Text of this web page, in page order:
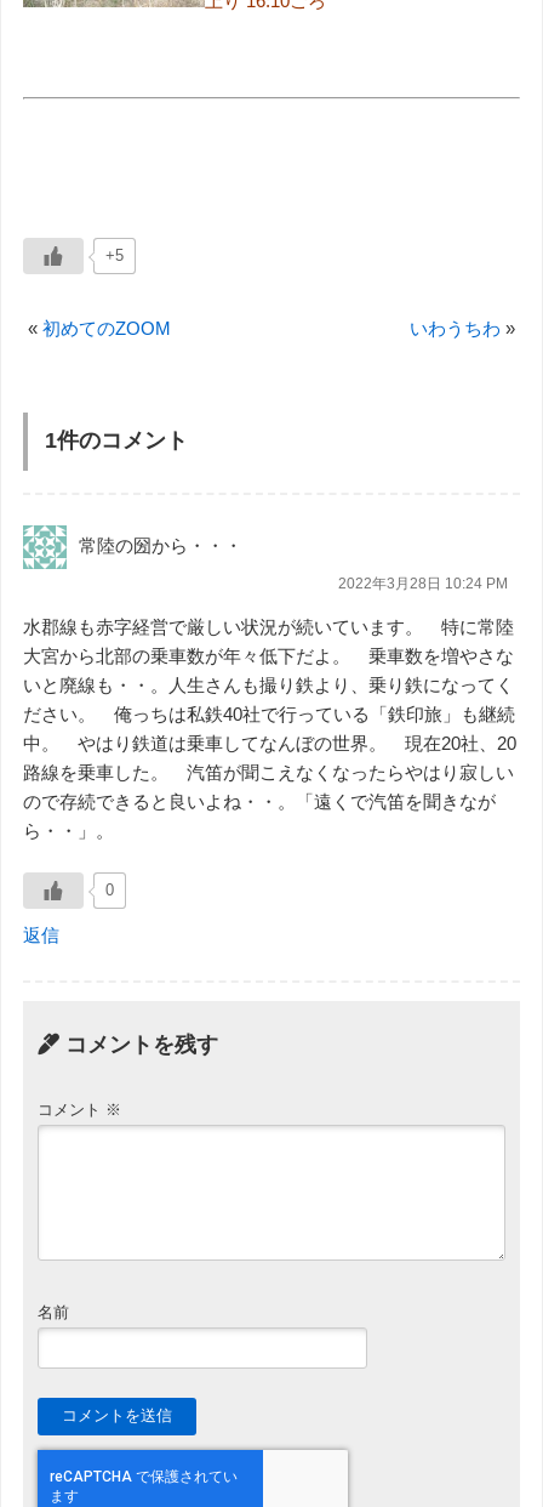
+5
« 初めてのZOOM いわうちわ »
1件のコメント
常陸の圀から・・・
2022年3月28日 10:24 PM
水郡線も赤字経営で厳しい状況が続いています。 特に常陸
大宮から北部の乗車数が年々低下だよ。 乗車数を増やさな
いと廃線も・・。人生さんも撮り鉄より、乗り鉄になってく
ださい。 俺っちは私鉄40社で行っている「鉄印旅」も継続
中。 やはり鉄道は乗車してなんぼの世界。 現在20社、20
路線を乗車した。 汽笛が聞こえなくなったらやはり寂しい
ので存続できると良いよね・・。「遠くで汽笛を聞きなが
ら・・」。
0
返信
コメントを残す
コメント ※
名前